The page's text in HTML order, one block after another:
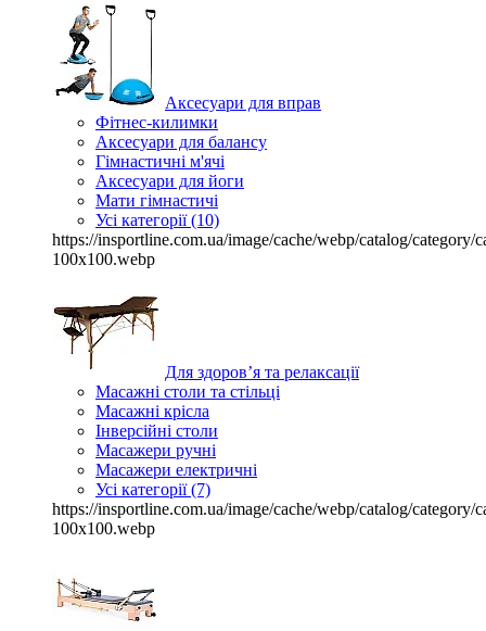
Аксесуари для вправ
Фітнес-килимки
Аксесуари для балансу
Гімнастичні м'ячі
Аксесуари для йоги
Мати гімнастичі
Усі категорії (10)
https://insportline.com.ua/image/cache/webp/catalog/category/
100x100.webp
Для здоров’я та релаксації
Масажні столи та стільці
Масажні крісла
Інверсійні столи
Масажери ручні
Масажери електричні
Усі категорії (7)
https://insportline.com.ua/image/cache/webp/catalog/category/
100x100.webp